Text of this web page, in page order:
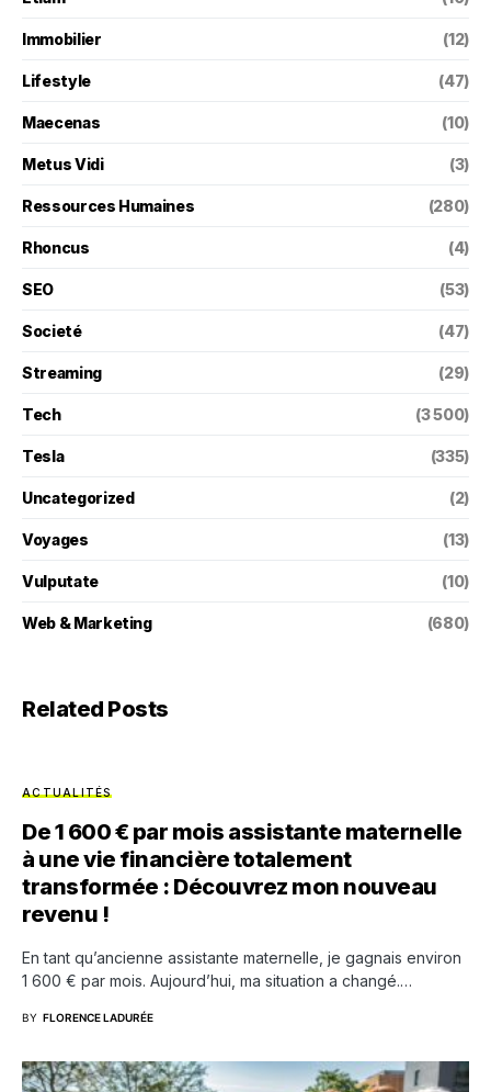
Immobilier (12)
Lifestyle (47)
Maecenas (10)
Metus Vidi (3)
Ressources Humaines (280)
Rhoncus (4)
SEO (53)
Societé (47)
Streaming (29)
Tech (3 500)
Tesla (335)
Uncategorized (2)
Voyages (13)
Vulputate (10)
Web & Marketing (680)
Related Posts
ACTUALITÉS
De 1 600 € par mois assistante maternelle
à une vie financière totalement
transformée : Découvrez mon nouveau
revenu !
En tant qu’ancienne assistante maternelle, je gagnais environ
1 600 € par mois. Aujourd’hui, ma situation a changé.…
BY FLORENCE LADURÉE